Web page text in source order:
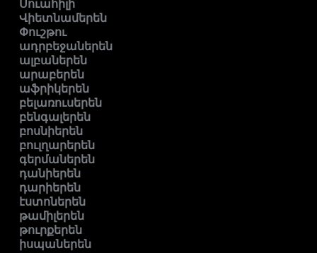
Սուահիլի
Վիետնամերեն
Փուշթու
ադրբեջաներեն
ալբաներեն
արաբերեն
աֆրիկերեն
բելառուսերեն
բենգալերեն
բոսնիերեն
բուլղարերեն
գերմաներեն
դանիերեն
դարիերեն
էստոներեն
թամիլերեն
թուրքերեն
իսպաներեն